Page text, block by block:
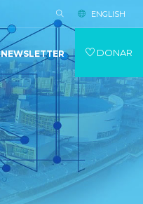
ENGLISH
NEWSLETTER DONAR